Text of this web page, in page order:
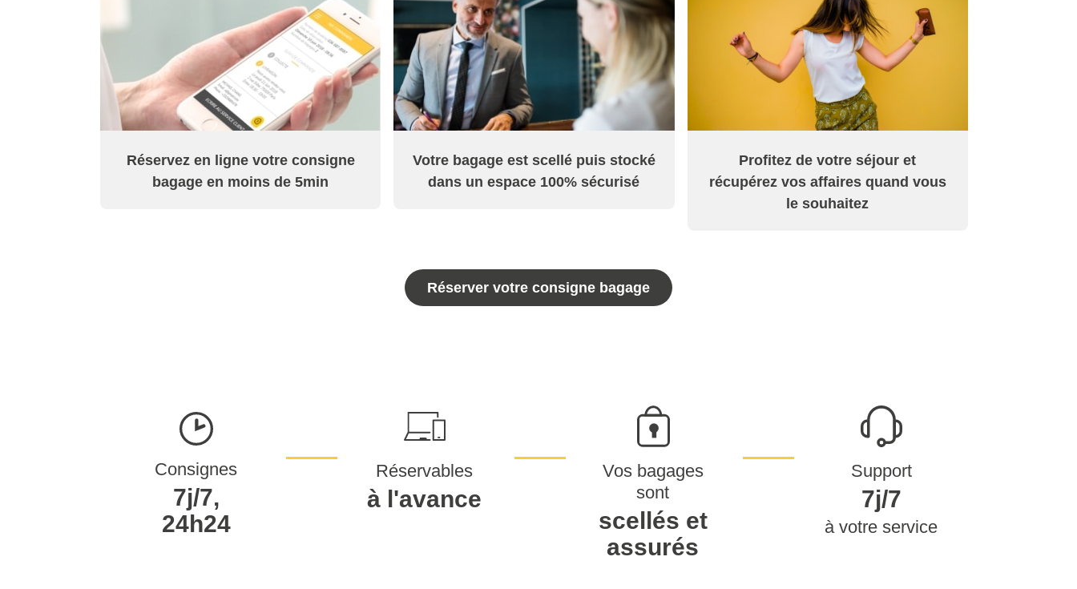
Réservez en ligne votre consigne
bagage en moins de 5min
Votre bagage est scellé puis stocké
dans un espace 100% sécurisé
Profitez de votre séjour et
récupérez vos affaires quand vous
le souhaitez
Réserver votre consigne bagage
Consignes
7j/7,
24h24
Réservables
à l'avance
Vos bagages
sont
scellés et
assurés
Support
7j/7
à votre service